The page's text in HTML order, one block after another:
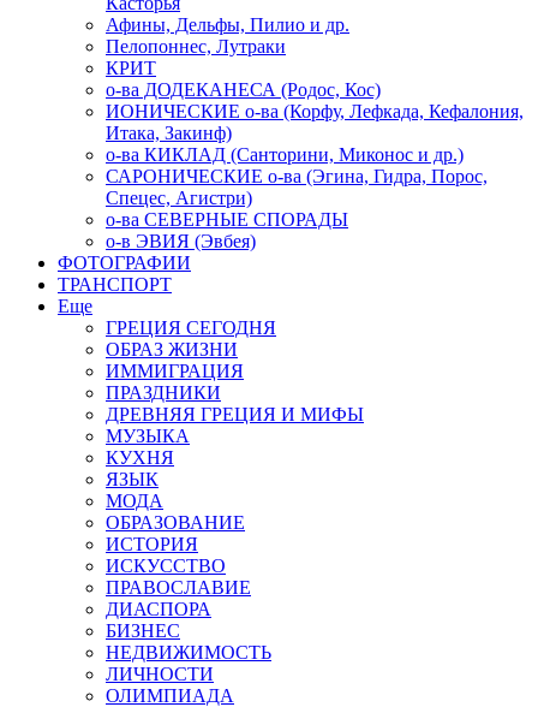
Афины, Дельфы, Пилио и др.
Пелопоннес, Лутраки
КРИТ
о-ва ДОДЕКАНЕСА (Родос, Кос)
ИОНИЧЕСКИЕ о-ва (Корфу, Лефкада, Кефалония,
Итака, Закинф)
о-ва КИКЛАД (Санторини, Миконос и др.)
САРОНИЧЕСКИЕ о-ва (Эгина, Гидра, Порос,
Спецес, Агистри)
о-ва СЕВЕРНЫЕ СПОРАДЫ
о-в ЭВИЯ (Эвбея)
ФОТОГРАФИИ
ТРАНСПОРТ
Еще
ГРЕЦИЯ СЕГОДНЯ
ОБРАЗ ЖИЗНИ
ИММИГРАЦИЯ
ПРАЗДНИКИ
ДРЕВНЯЯ ГРЕЦИЯ И МИФЫ
МУЗЫКА
КУХНЯ
ЯЗЫК
МОДА
ОБРАЗОВАНИЕ
ИСТОРИЯ
ИСКУССТВО
ПРАВОСЛАВИЕ
ДИАСПОРА
БИЗНЕС
НЕДВИЖИМОСТЬ
ЛИЧНОСТИ
ОЛИМПИАДА